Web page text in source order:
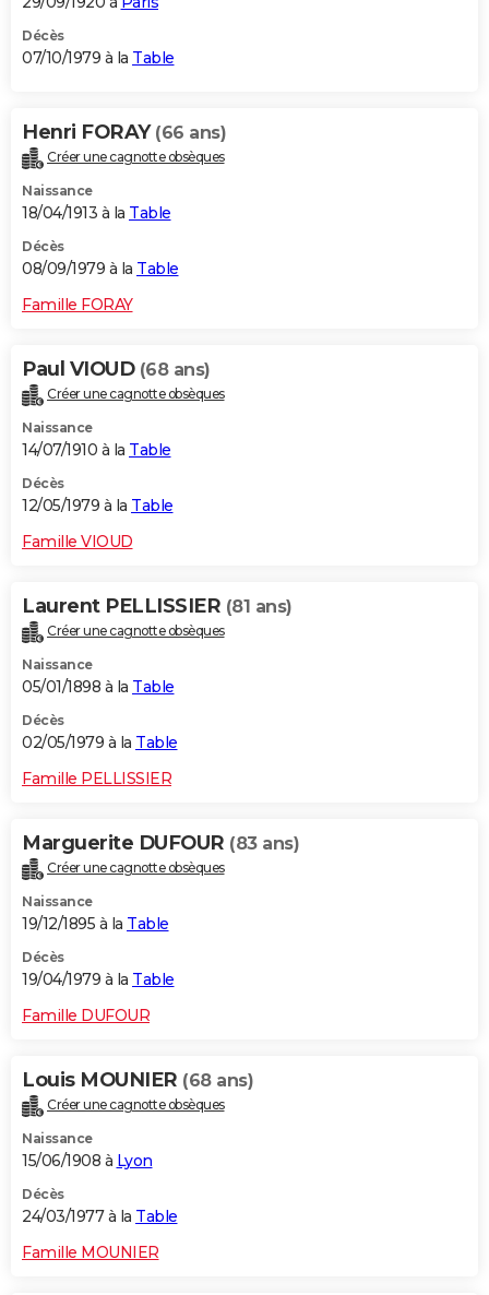
Décès
07/10/1979 à la Table
Henri FORAY (66 ans)
Créer une cagnotte obsèques
Naissance
18/04/1913 à la Table
Décès
08/09/1979 à la Table
Famille FORAY
Paul VIOUD (68 ans)
Créer une cagnotte obsèques
Naissance
14/07/1910 à la Table
Décès
12/05/1979 à la Table
Famille VIOUD
Laurent PELLISSIER (81 ans)
Créer une cagnotte obsèques
Naissance
05/01/1898 à la Table
Décès
02/05/1979 à la Table
Famille PELLISSIER
Marguerite DUFOUR (83 ans)
Créer une cagnotte obsèques
Naissance
19/12/1895 à la Table
Décès
19/04/1979 à la Table
Famille DUFOUR
Louis MOUNIER (68 ans)
Créer une cagnotte obsèques
Naissance
15/06/1908 à Lyon
Décès
24/03/1977 à la Table
Famille MOUNIER